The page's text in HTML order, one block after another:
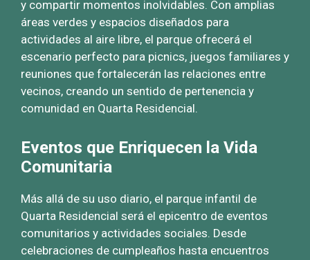
y compartir momentos inolvidables. Con amplias
áreas verdes y espacios diseñados para
actividades al aire libre, el parque ofrecerá el
escenario perfecto para picnics, juegos familiares y
reuniones que fortalecerán las relaciones entre
vecinos, creando un sentido de pertenencia y
comunidad en Quarta Residencial.
Eventos que Enriquecen la Vida
Comunitaria
Más allá de su uso diario, el parque infantil de
Quarta Residencial será el epicentro de eventos
comunitarios y actividades sociales. Desde
celebraciones de cumpleaños hasta encuentros